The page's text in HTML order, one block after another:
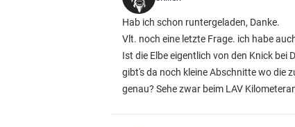
Hab ich schon runtergeladen, Danke.
Vlt. noch eine letzte Frage. ich habe
Ist die Elbe eigentlich von den Knick
gibt's da noch kleine Abschnitte wo die
genau? Sehe zwar beim LAV